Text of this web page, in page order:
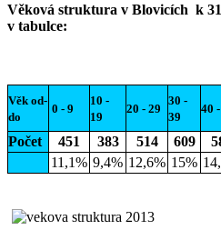
Věková struktura v Blovicích k
v tabulce:
Věk od-
do
0 - 9
10 -
19
20 - 29
30 -
39
40
Počet 451 383 514 609
11,1% 9,4% 12,6% 15%